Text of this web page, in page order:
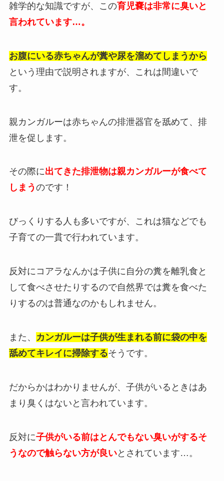
雑学的な知識ですが、この育児嚢は非常に臭いと
言われています…。
お腹にいる赤ちゃんが糞や尿を溜めてしまうから
という理由で説明されますが、これは間違いで
す。
親カンガルーは赤ちゃんの排泄器官を舐めて、排
泄を促します。
その際に出てきた排泄物は親カンガルーが食べて
しまう のです！
びっくりする人も多いですが、これは猫などでも
子育ての一貫で行われています。
反対にコアラなんかは子供に自分の糞を離乳食と
して食べさせたりするので自然界では糞を食べた
りするのは普通なのかもしれません。
また、
カンガルーは子供が生まれる前に袋の中を
舐めてキレイに掃除するそうです。
だからかはわかりませんが、子供がいるときはあ
まり臭くはないと言われています。
反対に子供がいる前はとんでもない臭いがするそ
うなので触らない方が良いとされています…。